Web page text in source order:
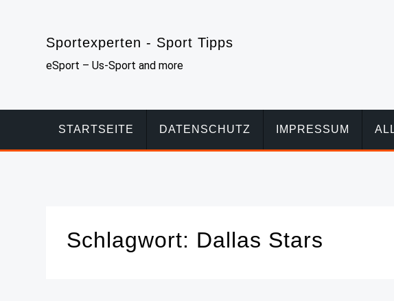
Sportexperten - Sport Tipps
eSport – Us-Sport and more
STARTSEITE DATENSCHUTZ IMPRESSUM
Schlagwort: Dallas Stars